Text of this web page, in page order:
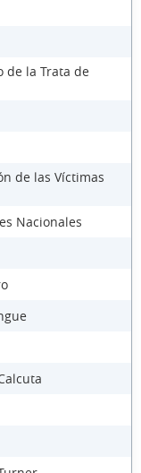
de la Trata de
de las Víctimas
Nacionales